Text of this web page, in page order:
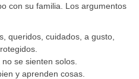
con su familia. Los argumentos
queridos, cuidados, a gusto,
se sienten solos.
y aprenden cosas.